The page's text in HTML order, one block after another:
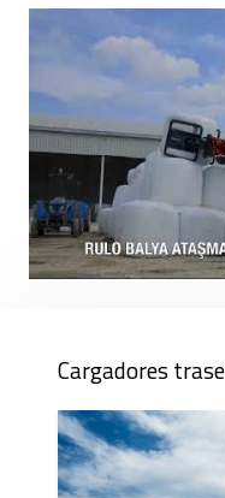
ÜNALLAR fabrica
aplicaciones agrícolas
robustez, la durabilidad
a los agricultores
eficacia durante
Cargadores